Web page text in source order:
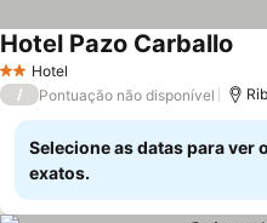
2 Estrelas
Hotel
Hotel Pazo Carballo
/ Pontuação não disponível
Selecione as datas para ver
exatos.